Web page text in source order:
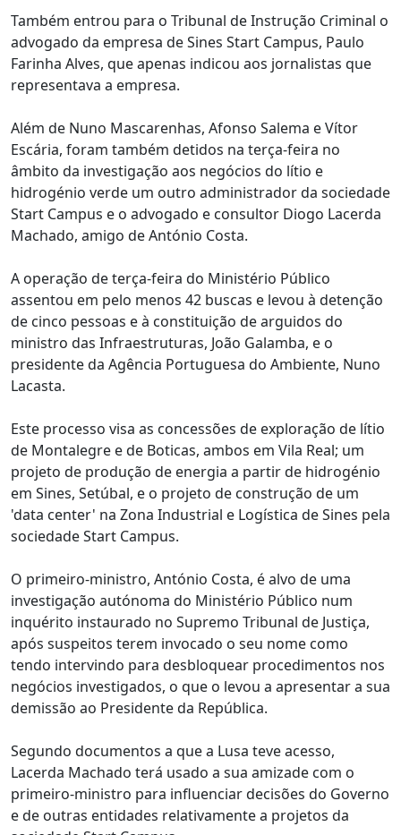
Também entrou para o Tribunal de Instrução Criminal o
advogado da empresa de Sines Start Campus, Paulo
Farinha Alves, que apenas indicou aos jornalistas que
representava a empresa.
Além de Nuno Mascarenhas, Afonso Salema e Vítor
Escária, foram também detidos na terça-feira no
âmbito da investigação aos negócios do lítio e
hidrogénio verde um outro administrador da sociedade
Start Campus e o advogado e consultor Diogo Lacerda
Machado, amigo de António Costa.
A operação de terça-feira do Ministério Público
assentou em pelo menos 42 buscas e levou à detenção
de cinco pessoas e à constituição de arguidos do
ministro das Infraestruturas, João Galamba, e o
presidente da Agência Portuguesa do Ambiente, Nuno
Lacasta.
Este processo visa as concessões de exploração de lítio
de Montalegre e de Boticas, ambos em Vila Real; um
projeto de produção de energia a partir de hidrogénio
em Sines, Setúbal, e o projeto de construção de um
'data center' na Zona Industrial e Logística de Sines pela
sociedade Start Campus.
O primeiro-ministro, António Costa, é alvo de uma
investigação autónoma do Ministério Público num
inquérito instaurado no Supremo Tribunal de Justiça,
após suspeitos terem invocado o seu nome como
tendo intervindo para desbloquear procedimentos nos
negócios investigados, o que o levou a apresentar a sua
demissão ao Presidente da República.
Segundo documentos a que a Lusa teve acesso,
Lacerda Machado terá usado a sua amizade com o
primeiro-ministro para influenciar decisões do Governo
e de outras entidades relativamente a projetos da